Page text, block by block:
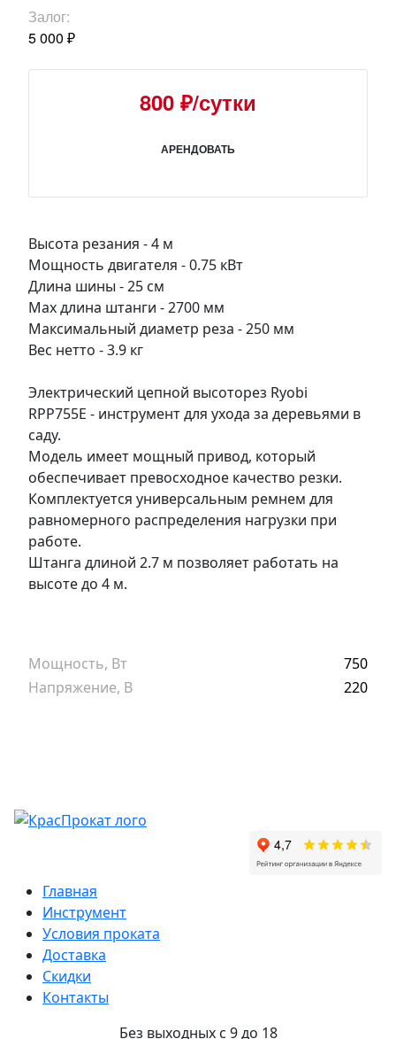
Залог:
5 000 ₽
800 ₽/сутки
АРЕНДОВАТЬ
Высота резания - 4 м
Мощность двигателя - 0.75 кВт
Длина шины - 25 см
Мах длина штанги - 2700 мм
Максимальный диаметр реза - 250 мм
Вес нетто - 3.9 кг
Электрический цепной высоторез Ryobi
RPP755E - инструмент для ухода за деревьями в
саду.
Модель имеет мощный привод, который
обеспечивает превосходное качество резки.
Комплектуется универсальным ремнем для
равномерного распределения нагрузки при
работе.
Штанга длиной 2.7 м позволяет работать на
высоте до 4 м.
Мощность, Вт
750
Напряжение, В
220
Главная
Инструмент
Условия проката
Доставка
Скидки
Контакты
Без выходных с 9 до 18